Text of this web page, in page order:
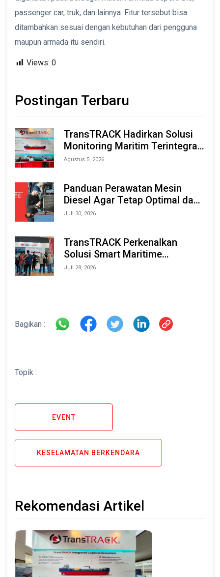
passenger car, truk, dan lainnya. Fitur tersebut bisa
ditambahkan sesuai dengan kebutuhan dari pengguna
maupun armada itu sendiri.
Views: 0
Postingan Terbaru
TransTRACK Hadirkan Solusi
Monitoring Maritim Terintegrasi
Berbasis AI & IoT di Indonesia
2026
Agustus 5, 2026
Panduan Perawatan Mesin
Diesel Agar Tetap Optimal dan
Tahan Lama
Juli 30, 2026
TransTRACK Perkenalkan
Solusi Smart Maritime
Monitoring Berbasis AI dan IoT
Juli 28, 2026
Bagikan :
Topik :
EVENT
KESELAMATAN BERKENDARA
Rekomendasi Artikel